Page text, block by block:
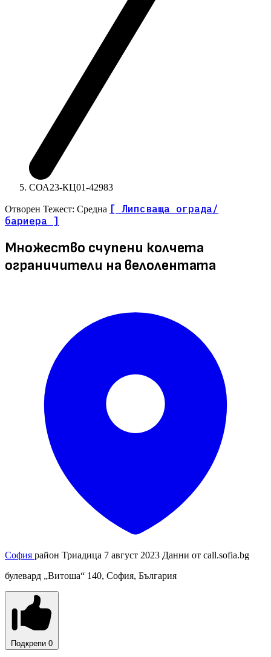
СОА23-КЦ01-42983
Отворен Тежест: Средна [ Липсваща ограда/
бариера ]
Множество счупени колчета
ограничители на велолентата
София район Триадица 7 август 2023 Данни от call.sofia.bg
булевард „Витоша“ 140, София, България
Подкрепи 0